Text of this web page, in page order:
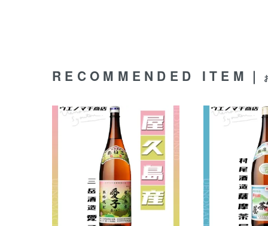
RECOMMENDED ITEM｜